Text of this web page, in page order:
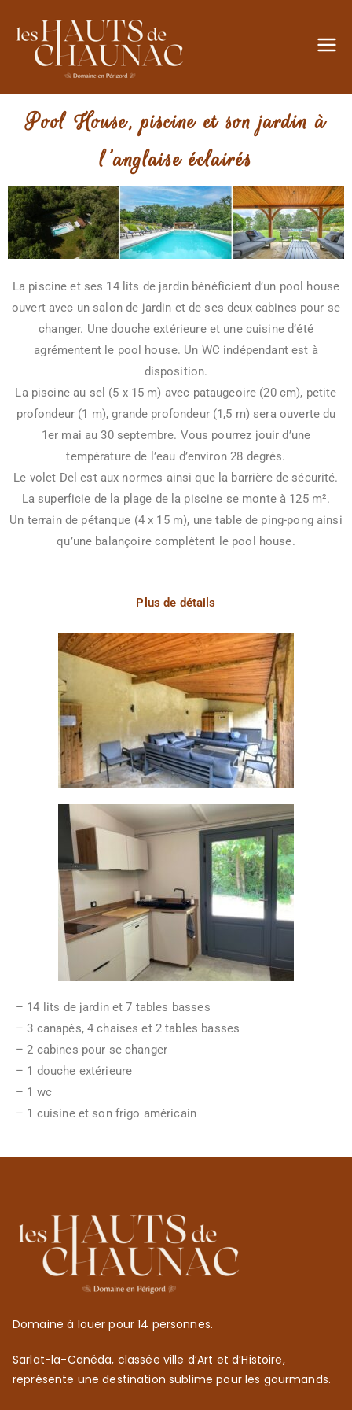
Hauts de
Chaunac
Pool House, piscine et son jardin à
l'anglaise éclairés
La piscine et ses 14 lits de jardin bénéficient d’un pool house
ouvert avec un salon de jardin et de ses deux cabines pour se
changer. Une douche extérieure et une cuisine d’été
agrémentent le pool house. Un WC indépendant est à
disposition.
La piscine au sel (5 x 15 m) avec pataugeoire (20 cm), petite
profondeur (1 m), grande profondeur (1,5 m) sera ouverte du
1er mai au 30 septembre. Vous pourrez jouir d’une
température de l’eau d’environ 28 degrés.
Le volet Del est aux normes ainsi que la barrière de sécurité.
La superficie de la plage de la piscine se monte à 125 m².
Un terrain de pétanque (4 x 15 m), une table de ping-pong ainsi
qu’une balançoire complètent le pool house.
Plus de détails
– 14 lits de jardin et 7 tables basses
– 3 canapés, 4 chaises et 2 tables basses
– 2 cabines pour se changer
– 1 douche extérieure
– 1 wc
– 1 cuisine et son frigo américain
Domaine à louer pour 14 personnes.
Sarlat-la-Canéda, classée ville d’Art et d’Histoire,
représente une destination sublime pour les gourmands.